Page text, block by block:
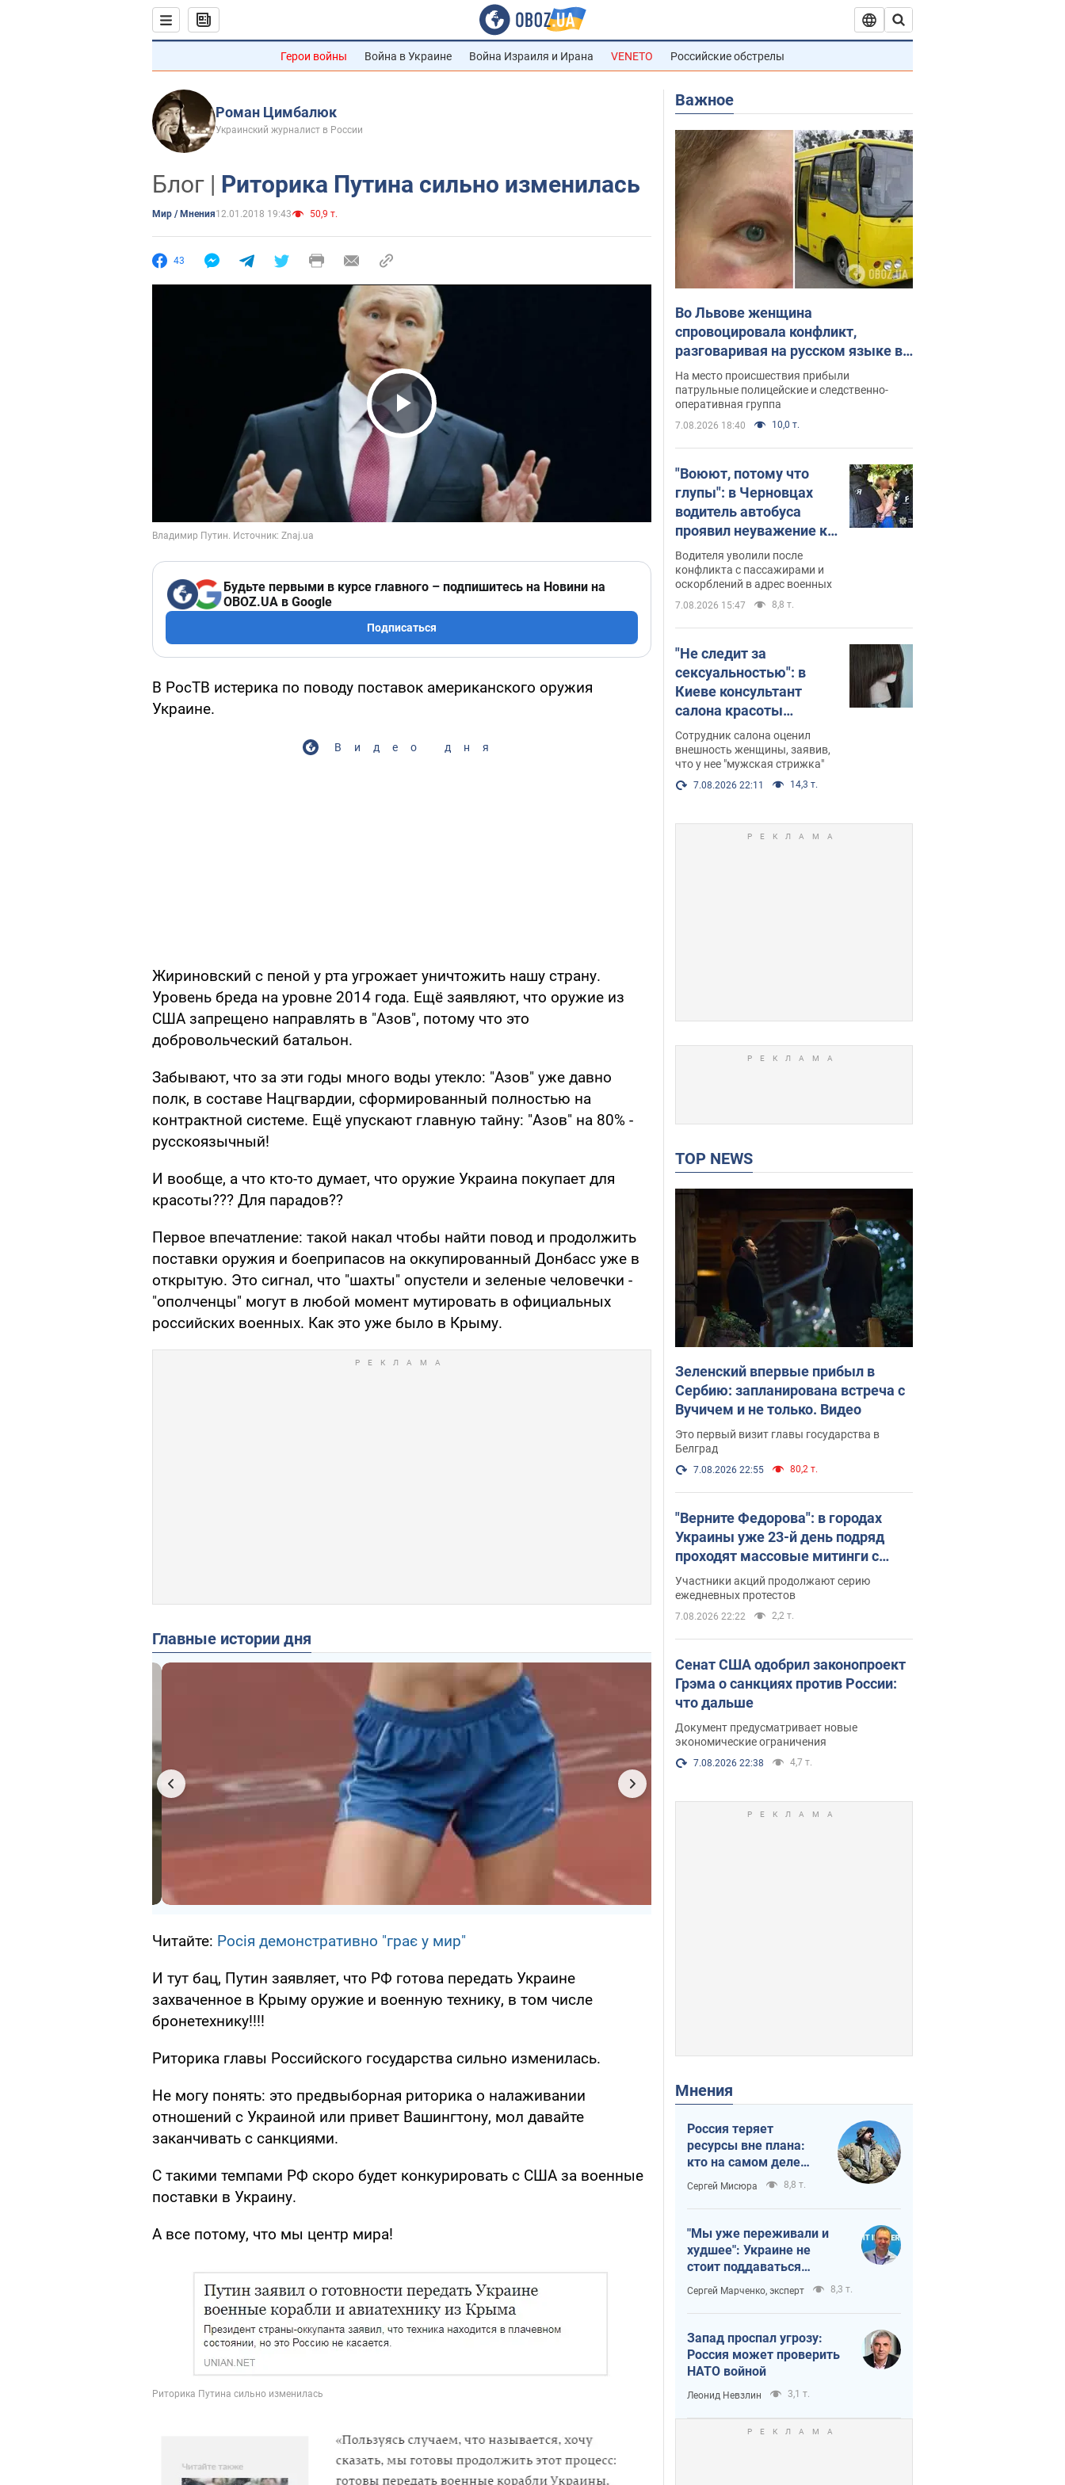
Герои войны Война в Украине Война Израиля и Ирана VENETO Российские обстрелы
Роман Цимбалюк
Украинский журналист в России
Блог | Риторика Путина сильно изменилась
Мир / Мнения12.01.2018 19:43 50,9 т.
43
Play Video
Будьте первыми в курсе главного – подпишитесь на Новини на
OBOZ.UA в Google
Подписаться
В РосТВ истерика по поводу поставок американского оружия
Украине.
Видео дня
Жириновский с пеной у рта угрожает уничтожить нашу страну.
Уровень бреда на уровне 2014 года. Ещё заявляют, что оружие из
США запрещено направлять в "Азов", потому что это
добровольческий батальон.
Забывают, что за эти годы много воды утекло: "Азов" уже давно
полк, в составе Нацгвардии, сформированный полностью на
контрактной системе. Ещё упускают главную тайну: "Азов" на 80% -
русскоязычный!
И вообще, а что кто-то думает, что оружие Украина покупает для
красоты??? Для парадов??
Первое впечатление: такой накал чтобы найти повод и продолжить
поставки оружия и боеприпасов на оккупированный Донбасс уже в
открытую. Это сигнал, что "шахты" опустели и зеленые человечки -
"ополченцы" могут в любой момент мутировать в официальных
российских военных. Как это уже было в Крыму.
Главные истории дня
Читайте: Росія демонстративно "грає у мир"
И тут бац, Путин заявляет, что РФ готова передать Украине
захваченное в Крыму оружие и военную технику, в том числе
бронетехнику!!!!
Риторика главы Российского государства сильно изменилась.
Не могу понять: это предвыборная риторика о налаживании
отношений с Украиной или привет Вашингтону, мол давайте
заканчивать с санкциями.
С такими темпами РФ скоро будет конкурировать с США за военные
поставки в Украину.
А все потому, что мы центр мира!
Важное
Во Львове женщина
спровоцировала конфликт,
разговаривая на русском языке в
маршрутке: полиция составила
административный протокол.
Видео
На место происшествия прибыли
патрульные полицейские и следственно-
оперативная группа
7.08.2026 18:40 10,0 т.
"Воюют, потому что
глупы": в Черновцах
водитель автобуса
проявил неуважение к
украинским военным и
поплатился за это.
Видео
Водителя уволили после
конфликта с пассажирами и
оскорблений в адрес военных
7.08.2026 15:47 8,8 т.
"Не следит за
сексуальностью": в
Киеве консультант
салона красоты
оскорбил женщину
после химиотерапии,
разгорелся скандал.
Фото
Сотрудник салона оценил
внешность женщины, заявив,
что у нее "мужская стрижка"
7.08.2026 22:11 14,3 т.
TOP NEWS
Зеленский впервые прибыл в
Сербию: запланирована встреча с
Вучичем и не только. Видео
Это первый визит главы государства в
Белград
7.08.2026 22:55 80,2 т.
"Верните Федорова": в городах
Украины уже 23-й день подряд
проходят массовые митинги с
плакатами. Фото и видео
Участники акций продолжают серию
ежедневных протестов
7.08.2026 22:22 2,2 т.
Сенат США одобрил законопроект
Грэма о санкциях против России:
что дальше
Документ предусматривает новые
экономические ограничения
7.08.2026 22:38 4,7 т.
Мнения
Россия теряет
ресурсы вне плана:
кто на самом деле
диктует темп войны
Сергей Мисюра 8,8 т.
"Мы уже переживали и
худшее": Украине не
стоит поддаваться
отчаянию из-за
ракетного террора
Сергей Марченко, эксперт 8,3 т.
Запад проспал угрозу:
Россия может проверить
НАТО войной
Леонид Невзлин 3,1 т.